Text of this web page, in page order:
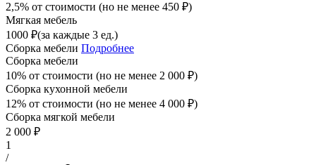
2,5% от стоимости (но не менее 450 ₽)
Мягкая мебель
1000 ₽(за каждые 3 ед.)
Сборка мебели Подробнее
Сборка мебели
10% от стоимости (но не менее 2 000 ₽)
Сборка кухонной мебели
12% от стоимости (но не менее 4 000 ₽)
Сборка мягкой мебели
2 000 ₽
1
/